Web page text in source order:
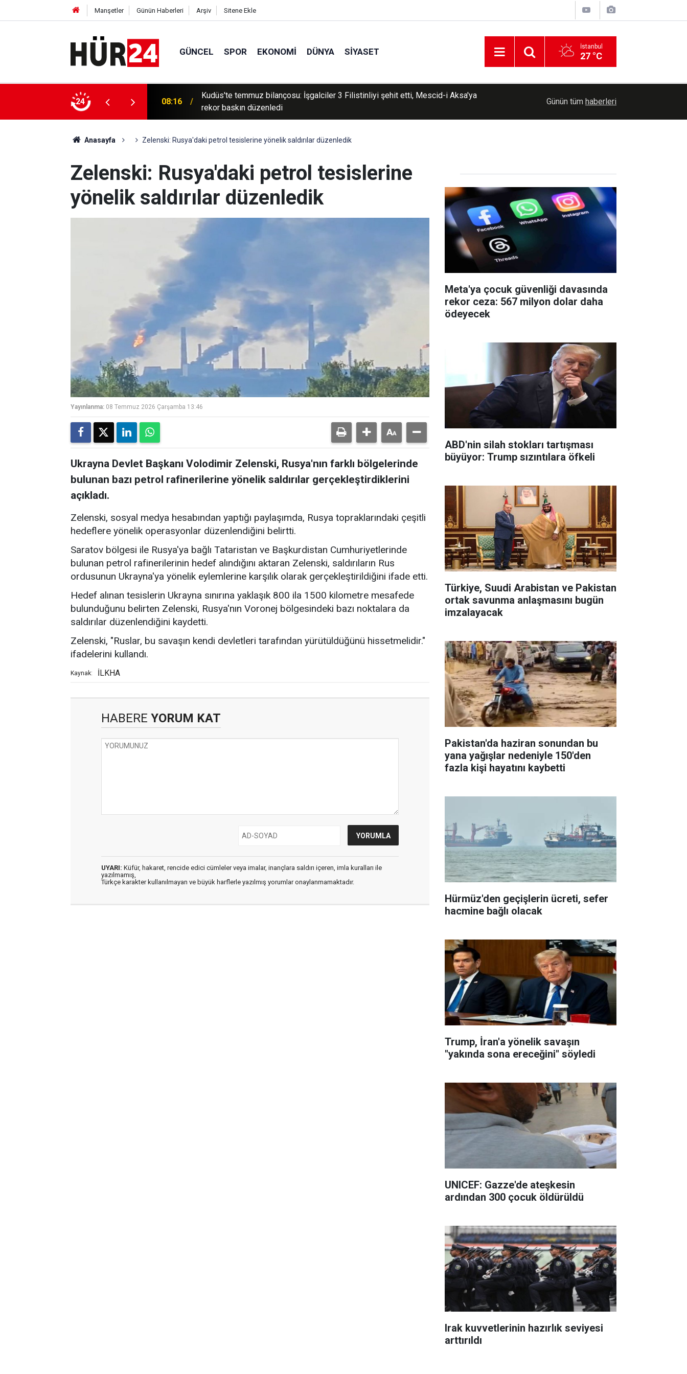
Manşetler Günün Haberleri Arşiv Sitene Ekle
GÜNCEL SPOR EKONOMI DÜNYA SIYASET İstanbul
27 °C
24 08:16
Kudüs'te temmuz bilançosu: İşgalciler 3 Filistinliyi şehit etti, Mescid-i Aksa'ya
rekor baskın düzenledi
Güneydoğu'da toz taşınımı bekleniyor
Günün tüm haberleri
Anasayfa Zelenski: Rusya'daki petrol tesislerine yönelik saldırılar düzenledik
Zelenski: Rusya'daki petrol tesislerine
yönelik saldırılar düzenledik
Yayınlanma: 08 Temmuz 2026 Çarşamba 13:46
Ukrayna Devlet Başkanı Volodimir Zelenski, Rusya'nın farklı bölgelerinde
bulunan bazı petrol rafinerilerine yönelik saldırılar gerçekleştirdiklerini
açıkladı.
Zelenski, sosyal medya hesabından yaptığı paylaşımda, Rusya topraklarındaki çeşitli
hedeflere yönelik operasyonlar düzenlendiğini belirtti.
Saratov bölgesi ile Rusya'ya bağlı Tataristan ve Başkurdistan Cumhuriyetlerinde
bulunan petrol rafinerilerinin hedef alındığını aktaran Zelenski, saldırıların Rus
ordusunun Ukrayna'ya yönelik eylemlerine karşılık olarak gerçekleştirildiğini ifade etti.
Hedef alınan tesislerin Ukrayna sınırına yaklaşık 800 ila 1500 kilometre mesafede
bulunduğunu belirten Zelenski, Rusya'nın Voronej bölgesindeki bazı noktalara da
saldırılar düzenlendiğini kaydetti.
Zelenski, "Ruslar, bu savaşın kendi devletleri tarafından yürütüldüğünü hissetmelidir."
ifadelerini kullandı.
Kaynak: İLKHA
HABERE YORUM KAT
UYARI: Küfür, hakaret, rencide edici cümleler veya imalar, inançlara saldırı içeren, imla kuralları ile
yazılmamış,
Türkçe karakter kullanılmayan ve büyük harflerle yazılmış yorumlar onaylanmamaktadır.
Meta'ya çocuk güvenliği davasında
rekor ceza: 567 milyon dolar daha
ödeyecek
ABD'nin silah stokları tartışması
büyüyor: Trump sızıntılara öfkeli
Türkiye, Suudi Arabistan ve Pakistan
ortak savunma anlaşmasını bugün
imzalayacak
Pakistan'da haziran sonundan bu
yana yağışlar nedeniyle 150'den
fazla kişi hayatını kaybetti
Hürmüz'den geçişlerin ücreti, sefer
hacmine bağlı olacak
Trump, İran'a yönelik savaşın
"yakında sona ereceğini" söyledi
UNICEF: Gazze'de ateşkesin
ardından 300 çocuk öldürüldü
Irak kuvvetlerinin hazırlık seviyesi
arttırıldı